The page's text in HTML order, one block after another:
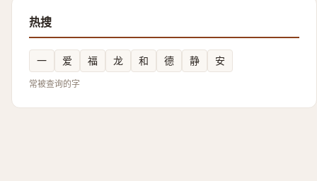
热搜
一 爱 福 龙 和 德 静 安
常被查询的字